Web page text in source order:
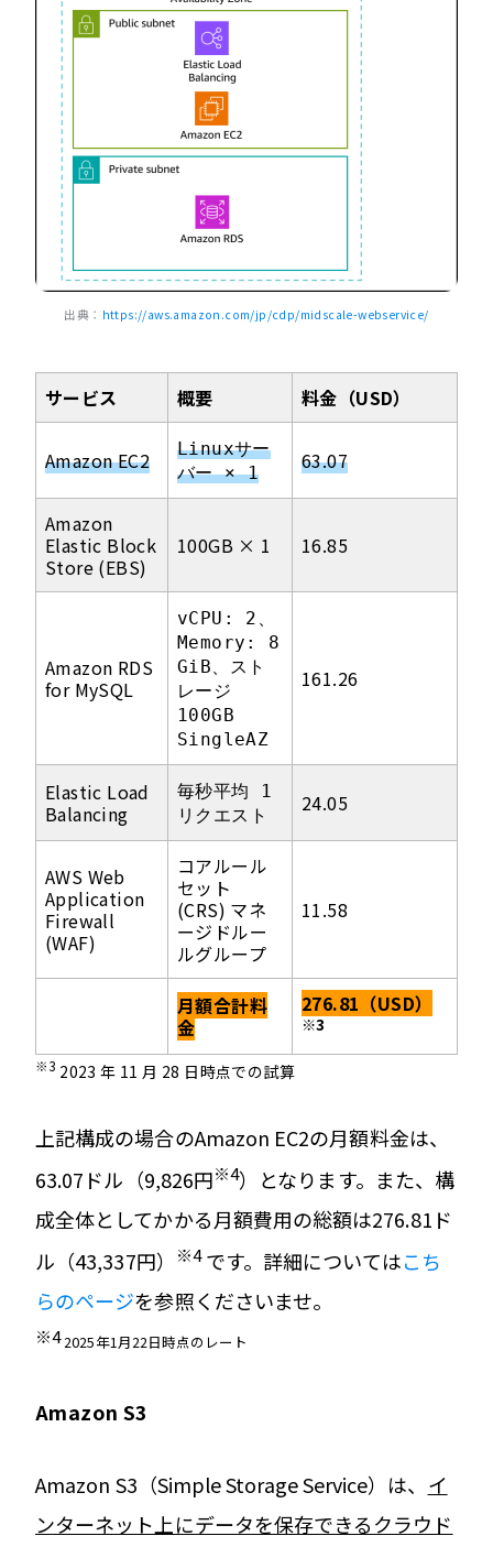
出典： https://aws.amazon.com/jp/cdp/midscale-webservice/
サービス 概要 料金（USD）
Amazon EC2
Linuxサー
バー × 1
63.07
Amazon
Elastic Block
Store (EBS)
100GB × 1 16.85
Amazon RDS
for MySQL
vCPU: 2、
Memory: 8
GiB、スト
レージ
100GB
SingleAZ
161.26
Elastic Load
Balancing
毎秒平均 1
リクエスト
24.05
AWS Web
Application
Firewall
(WAF)
コアルール
セット
(CRS) マネ
ージドルー
ルグループ
11.58
月額合計料
金
276.81（USD）
※3
※3 2023 年 11 月 28 日時点での試算
上記構成の場合のAmazon EC2の月額料金は、
63.07ドル（9,826円※4）となります。また、構
成全体としてかかる月額費用の総額は276.81ド
ル（43,337円）
※4です。詳細についてはこち
らのページを参照くださいませ。
※42025年1月22日時点のレート
Amazon S3
Amazon S3（Simple Storage Service）は、 イ
ンターネット上にデータを保存できるクラウド